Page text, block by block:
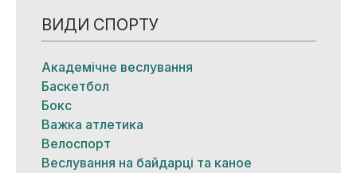
ВИДИ СПОРТУ
Академічне веслування
Баскетбол
Бокс
Важка атлетика
Велоспорт
Веслування на байдарці та каное